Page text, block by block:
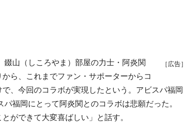
［広告］
山（しころやま）部屋の力士・阿炎関
ら、これまでファン・サポーターからコ
、今回のコラボが実現したという。アビスパ福岡
福岡にとって阿炎関とのコラボは悲願だった。
ができて大変喜ばしい」と話す。